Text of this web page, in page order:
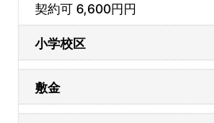
契約可 6,600円円
小学校区
敷金